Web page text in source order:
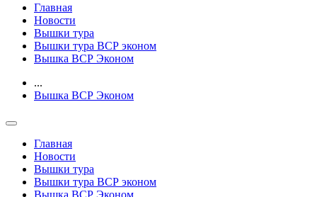
Главная
Новости
Вышки тура
Вышки тура ВСР эконом
Вышка ВСР Эконом
...
Вышка ВСР Эконом
Главная
Новости
Вышки тура
Вышки тура ВСР эконом
Вышка ВСР Эконом